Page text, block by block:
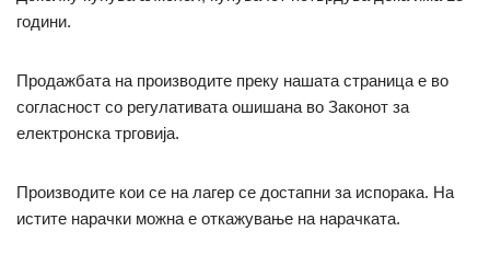
години.
Продажбата на производите преку нашата страница е во
согласност со регулативата ошишана во Законот за
електронска трговија.
Производите кои се на лагер се достапни за испорака. На
истите нарачки можна е откажување на нарачката.